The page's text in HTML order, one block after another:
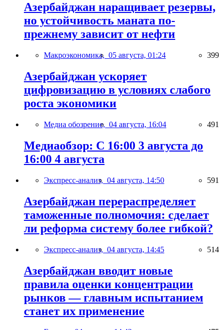
Азербайджан наращивает резервы,
но устойчивость маната по-
прежнему зависит от нефти
Макроэкономика, 05 августа, 01:24 399
Азербайджан ускоряет
цифровизацию в условиях слабого
роста экономики
Медиа обозрение, 04 августа, 16:04 491
Медиаобзор: С 16:00 3 августа до
16:00 4 августа
Экспресс-анализ, 04 августа, 14:50 591
Азербайджан перераспределяет
таможенные полномочия: сделает
ли реформа систему более гибкой?
Экспресс-анализ, 04 августа, 14:45 514
Азербайджан вводит новые
правила оценки концентрации
рынков — главным испытанием
станет их применение